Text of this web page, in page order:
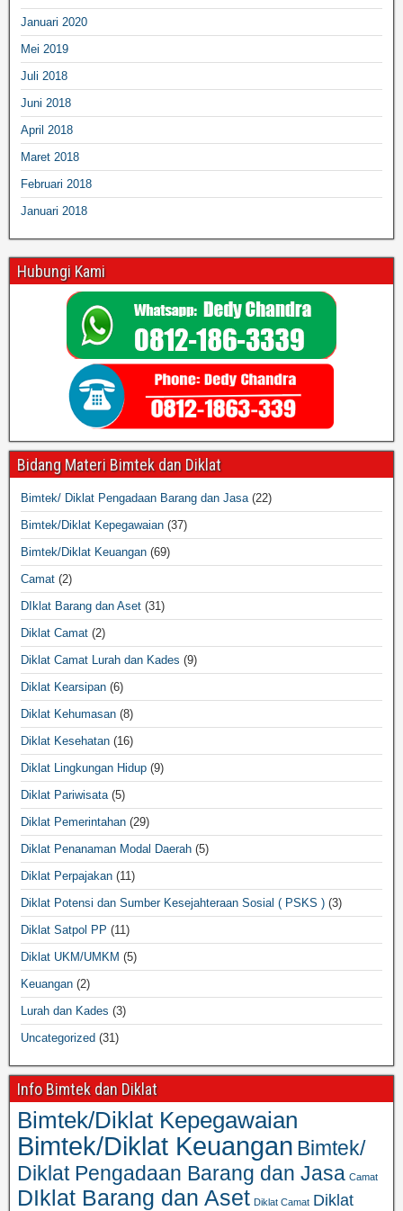
Januari 2020
Mei 2019
Juli 2018
Juni 2018
April 2018
Maret 2018
Februari 2018
Januari 2018
Hubungi Kami
Bidang Materi Bimtek dan Diklat
Bimtek/ Diklat Pengadaan Barang dan Jasa (22)
Bimtek/Diklat Kepegawaian (37)
Bimtek/Diklat Keuangan (69)
Camat (2)
DIklat Barang dan Aset (31)
Diklat Camat (2)
Diklat Camat Lurah dan Kades (9)
Diklat Kearsipan (6)
Diklat Kehumasan (8)
Diklat Kesehatan (16)
Diklat Lingkungan Hidup (9)
Diklat Pariwisata (5)
Diklat Pemerintahan (29)
Diklat Penanaman Modal Daerah (5)
Diklat Perpajakan (11)
Diklat Potensi dan Sumber Kesejahteraan Sosial ( PSKS ) (3)
Diklat Satpol PP (11)
Diklat UKM/UMKM (5)
Keuangan (2)
Lurah dan Kades (3)
Uncategorized (31)
Info Bimtek dan Diklat
Bimtek/Diklat Kepegawaian
Bimtek/Diklat Keuangan Bimtek/
Diklat Pengadaan Barang dan Jasa Camat
DIklat Barang dan Aset Diklat Camat Diklat